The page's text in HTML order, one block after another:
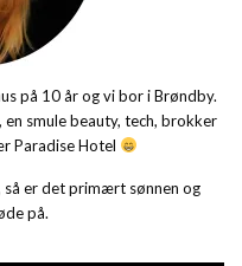
på 10 år og vi bor i Brøndby.
smule beauty, tech, brokker
Paradise Hotel
så er det primært sønnen og
på.